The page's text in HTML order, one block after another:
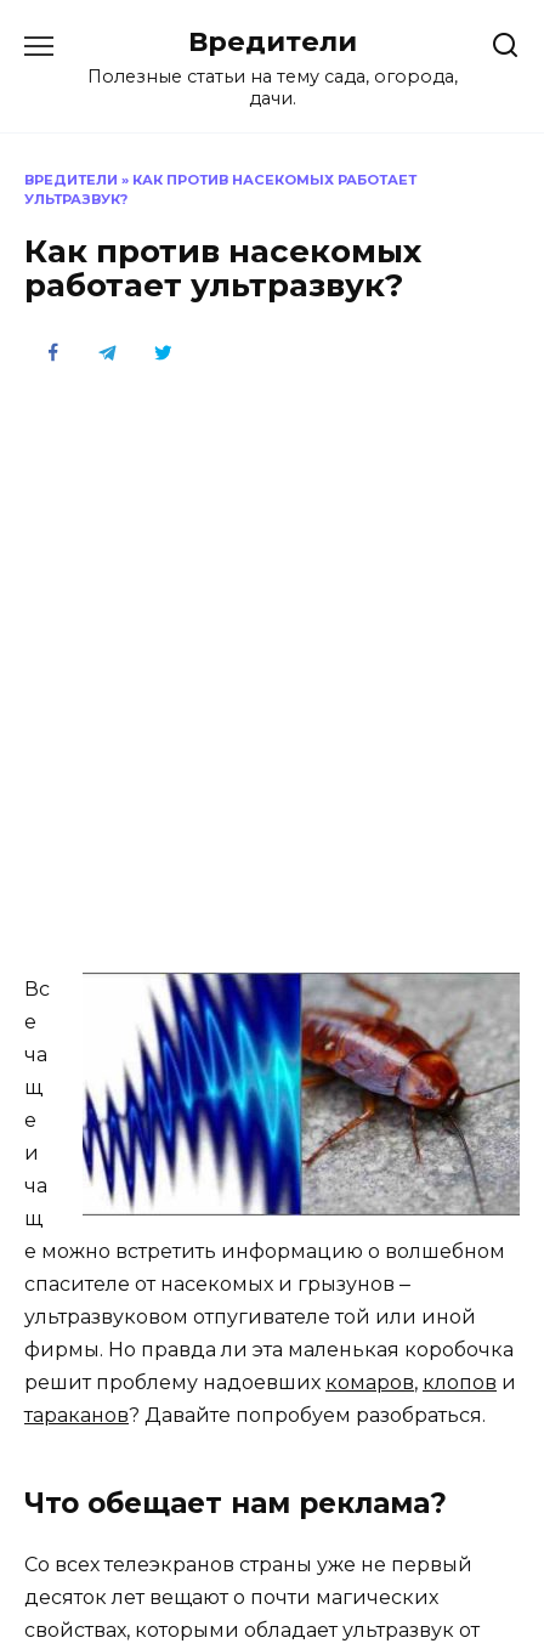
содержанию
Вредители
Полезные статьи на тему сада, огорода,
дачи.
ВРЕДИТЕЛИ » КАК ПРОТИВ НАСЕКОМЫХ РАБОТАЕТ
УЛЬТРАЗВУК?
Как против насекомых
работает ультразвук?
Вс
е
ча
щ
е
и
ча
щ
е можно встретить информацию о волшебном
спасителе от насекомых и грызунов ‒
ультразвуковом отпугивателе той или иной
фирмы. Но правда ли эта маленькая коробочка
решит проблему надоевших комаров, клопов и
тараканов? Давайте попробуем разобраться.
Что обещает нам реклама?
Со всех телеэкранов страны уже не первый
десяток лет вещают о почти магических
свойствах, которыми обладает ультразвук от